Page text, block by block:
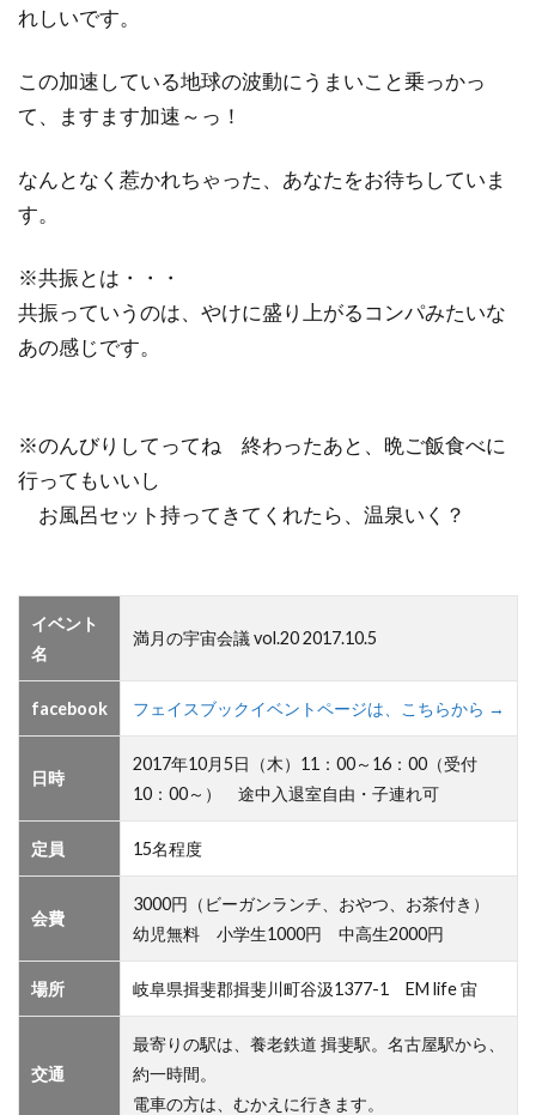
れしいです。
この加速している地球の波動にうまいこと乗っかっ
て、ますます加速～っ！
なんとなく惹かれちゃった、あなたをお待ちしていま
す。
※共振とは・・・
共振っていうのは、やけに盛り上がるコンパみたいな
あの感じです。
※のんびりしてってね 終わったあと、晩ご飯食べに
行ってもいいし
お風呂セット持ってきてくれたら、温泉いく？
イベント
名
満月の宇宙会議 vol.20 2017.10.5
facebook フェイスブックイベントページは、こちらから →
日時
2017年10月5日（木）11：00～16：00（受付
10：00～） 途中入退室自由・子連れ可
定員 15名程度
会費
3000円（ビーガンランチ、おやつ、お茶付き）
幼児無料 小学生1000円 中高生2000円
場所 岐阜県揖斐郡揖斐川町谷汲1377-1 EM life 宙
交通
最寄りの駅は、養老鉄道 揖斐駅。名古屋駅から、
約一時間。
電車の方は、むかえに行きます。